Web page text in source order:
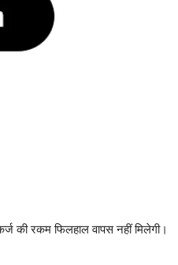
की रकम फिलहाल वापस नहीं मिलेगी।